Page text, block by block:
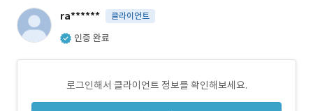
ra****** 클라이언트
인증 완료
로그인해서 클라이언트 정보를 확인해보세요.